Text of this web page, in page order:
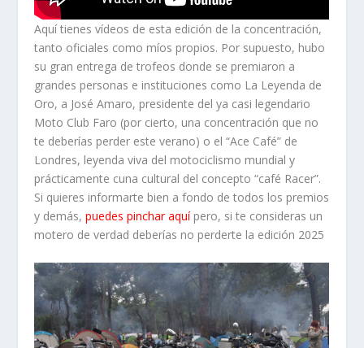
Aquí tienes vídeos de esta edición de la concentración,
tanto oficiales como míos propios. Por supuesto, hubo
su gran entrega de trofeos donde se premiaron a
grandes personas e instituciones como La Leyenda de
Oro, a José Amaro, presidente del ya casi legendario
Moto Club Faro (por cierto, una concentración que no
te deberías perder este verano) o el “Ace Café” de
Londres, leyenda viva del motociclismo mundial y
prácticamente cuna cultural del concepto “café Racer”.
Si quieres informarte bien a fondo de todos los premios
y demás,puedes pinchar aquípero, si te consideras un
motero de verdad deberías no perderte la edición 2025